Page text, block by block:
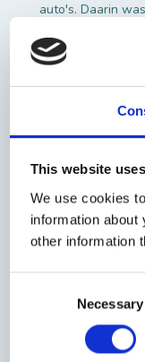
This website
We use cookies
information
other information
Necessary
auto's. Daarin
gemeente het
gevolg van
vestingwallen
door het
Blaeu uit 1649.
mocht
Voor de
Monumentenprijs
goede